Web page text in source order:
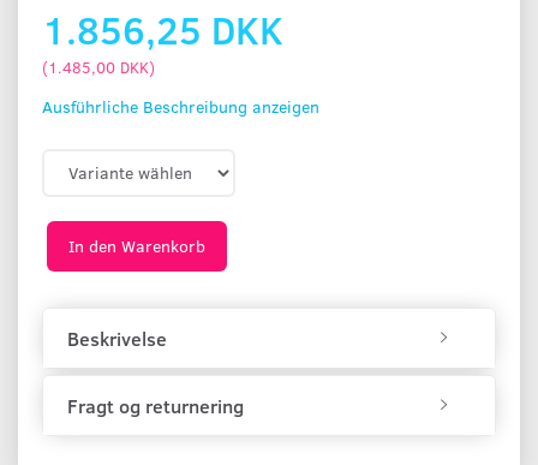
1.856,25 DKK
(1.485,00 DKK)
Ausführliche Beschreibung anzeigen
In den Warenkorb
Beskrivelse
Fragt og returnering